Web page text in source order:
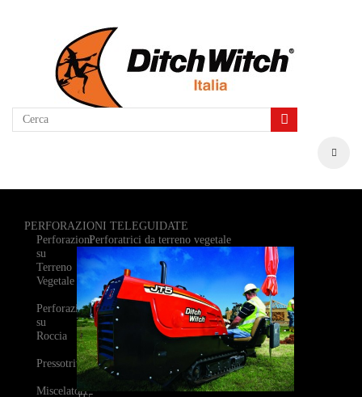
PERFORAZIONI TELEGUIDATE
Perforazioni
su
Terreno
Vegetale
Perforazioni
su
Roccia
Pressotrivelle
Miscelatori
Perforatrici da terreno vegetale